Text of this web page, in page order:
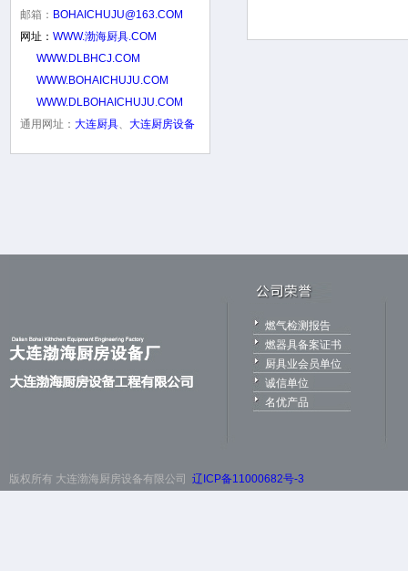
邮箱： BOHAICHUJU@163.COM
网址： WWW.渤海厨具.COM
WWW.DLBHCJ.COM
WWW.BOHAICHUJU.COM
WWW.DLBOHAICHUJU.COM
通用网址： 大连厨具、 大连厨房设备
版权所有 大连渤海厨房设备有限公司 辽ICP备11000682号-3
燃气检测报告
燃器具备案证书
厨具业会员单位
诚信单位
名优产品